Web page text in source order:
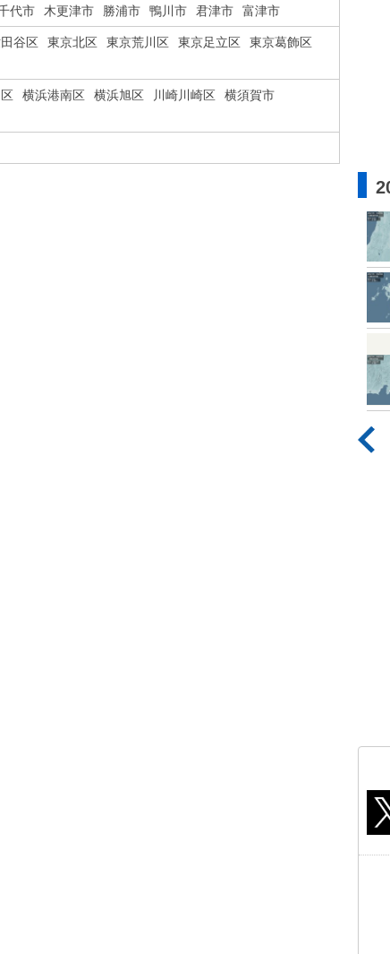
代市 木更津市 勝浦市 鴨川市 君津市 富津市
谷区 東京北区 東京荒川区 東京足立区
東京葛飾区
横浜港南区 横浜旭区 川崎川崎区
横須賀市